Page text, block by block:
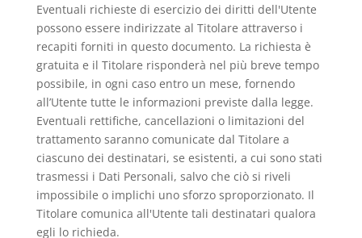
Eventuali richieste di esercizio dei diritti dell'Utente
possono essere indirizzate al Titolare attraverso i
recapiti forniti in questo documento. La richiesta è
gratuita e il Titolare risponderà nel più breve tempo
possibile, in ogni caso entro un mese, fornendo
all’Utente tutte le informazioni previste dalla legge.
Eventuali rettifiche, cancellazioni o limitazioni del
trattamento saranno comunicate dal Titolare a
ciascuno dei destinatari, se esistenti, a cui sono stati
trasmessi i Dati Personali, salvo che ciò si riveli
impossibile o implichi uno sforzo sproporzionato. Il
Titolare comunica all'Utente tali destinatari qualora
egli lo richieda.